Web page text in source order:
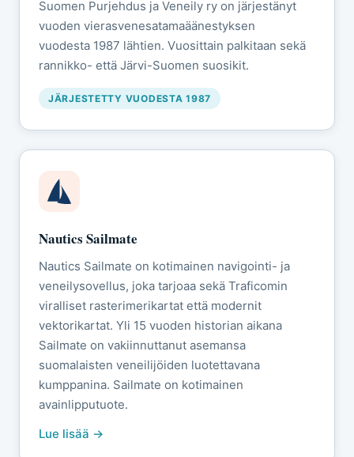
Suomen Purjehdus ja Veneily ry on järjestänyt
vuoden vierasvenesatamaäänestyksen
vuodesta 1987 lähtien. Vuosittain palkitaan sekä
rannikko- että Järvi-Suomen suosikit.
JÄRJESTETTY VUODESTA 1987
Nautics Sailmate
Nautics Sailmate on kotimainen navigointi- ja
veneilysovellus, joka tarjoaa sekä Traficomin
viralliset rasterimerikartat että modernit
vektorikartat. Yli 15 vuoden historian aikana
Sailmate on vakiinnuttanut asemansa
suomalaisten veneilijöiden luotettavana
kumppanina. Sailmate on kotimainen
avainlipputuote.
Lue lisää →